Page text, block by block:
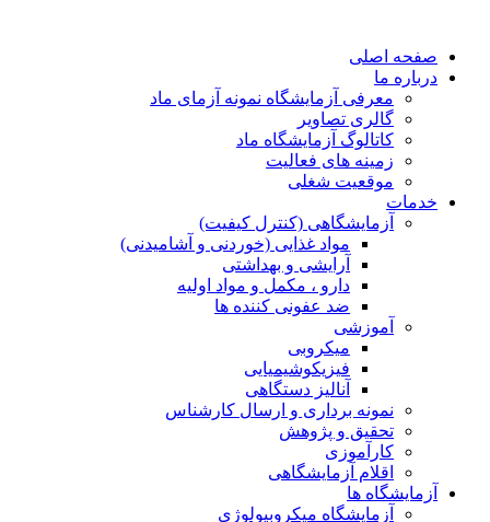
صفحه اصلی
درباره ما
معرفی آزمایشگاه نمونه آزمای ماد
گالری تصاویر
کاتالوگ آزمایشگاه ماد
زمینه های فعالیت
موقعیت شغلی
خدمات
آزمایشگاهی (کنترل کیفیت)
مواد غذایی (خوردنی و آشامیدنی)
آرایشی و بهداشتی
دارو ، مکمل و مواد اولیه
ضد عفونی کننده ها
آموزشی
میکروبی
فیزیکوشیمیایی
آنالیز دستگاهی
نمونه برداری و ارسال کارشناس
تحقیق و پژوهش
کارآموزی
اقلام آزمایشگاهی
آزمایشگاه ها
آزمایشگاه میکروبیولوژی